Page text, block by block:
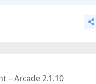
– Arcade 2.1.10